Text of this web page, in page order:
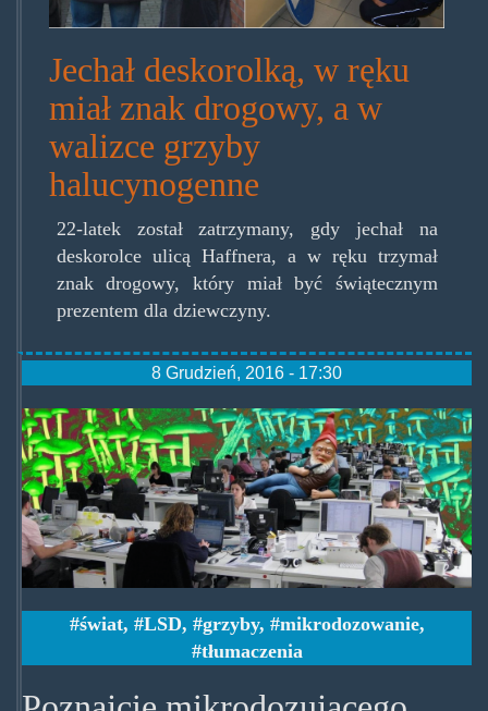
Jechał deskorolką, w ręku
miał znak drogowy, a w
walizce grzyby
halucynogenne
22-latek został zatrzymany, gdy jechał na
deskorolce ulicą Haffnera, a w ręku trzymał
znak drogowy, który miał być świątecznym
prezentem dla dziewczyny.
8 Grudzień, 2016 - 17:30
we-
interviewed-
a-
corporate-
banker-
who-
won-
the-
świat, LSD, grzyby, mikrodozowanie,
tłumaczenia